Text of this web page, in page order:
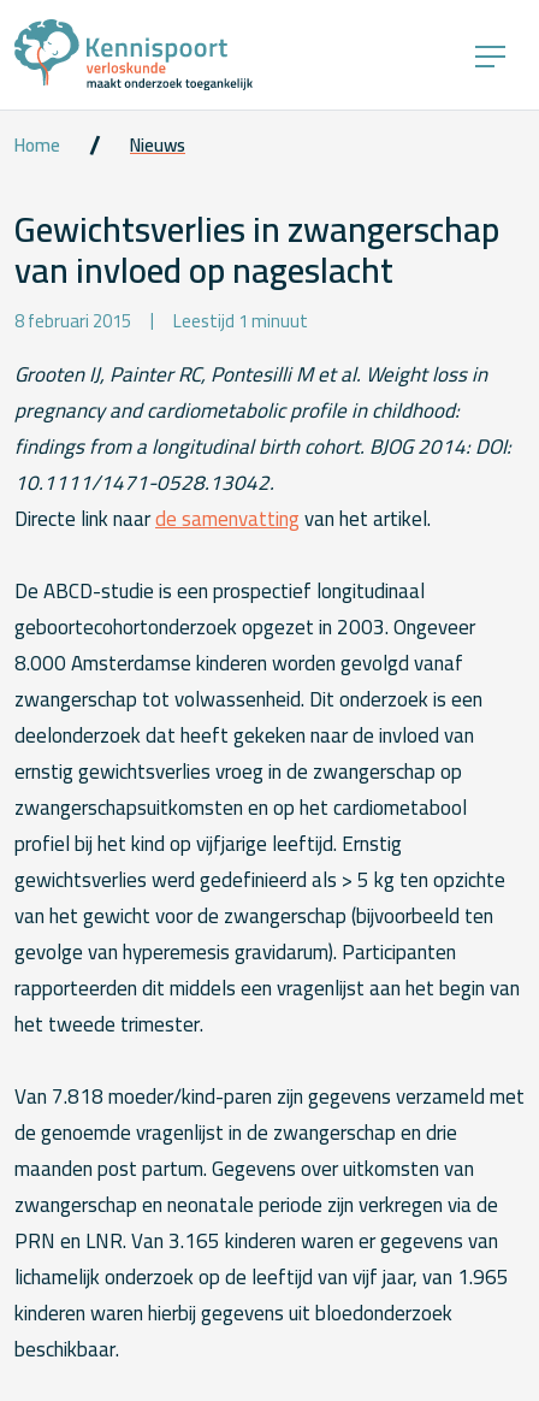
Home Nieuws
Gewichtsverlies in zwangerschap
van invloed op nageslacht
8 februari 2015 Leestijd 1 minuut
Grooten IJ, Painter RC, Pontesilli M et al. Weight loss in
pregnancy and cardiometabolic profile in childhood:
findings from a longitudinal birth cohort. BJOG 2014: DOI:
10.1111/1471-0528.13042.
Directe link naarde samenvattingvan het artikel.
De ABCD-studie is een prospectief longitudinaal
geboortecohortonderzoek opgezet in 2003. Ongeveer
8.000 Amsterdamse kinderen worden gevolgd vanaf
zwangerschap tot volwassenheid. Dit onderzoek is een
deelonderzoek dat heeft gekeken naar de invloed van
ernstig gewichtsverlies vroeg in de zwangerschap op
zwangerschapsuitkomsten en op het cardiometabool
profiel bij het kind op vijfjarige leeftijd. Ernstig
gewichtsverlies werd gedefinieerd als > 5 kg ten opzichte
van het gewicht voor de zwangerschap (bijvoorbeeld ten
gevolge van hyperemesis gravidarum). Participanten
rapporteerden dit ­middels een vragenlijst aan het begin van
het tweede trimester.
Van 7.818 moeder/kind-paren zijn gegevens verzameld met
de genoemde vragenlijst in de zwangerschap en drie
maanden post partum. Gegevens over uitkomsten van
zwangerschap en neonatale periode zijn verkregen via de
PRN en LNR. Van 3.165 kinderen waren er gegevens van
lichamelijk onderzoek op de leeftijd van vijf jaar, van 1.965
kinderen waren hierbij gegevens uit bloedonderzoek
beschikbaar.